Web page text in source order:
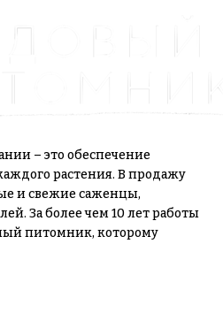
– это обеспечение
растения. В продажу
и свежие саженцы,
За более чем 10 лет работы
питомник, которому